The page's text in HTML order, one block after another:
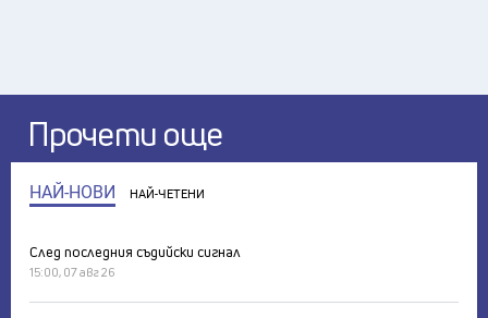
Прочети още
НАЙ-НОВИ НАЙ-ЧЕТЕНИ
След последния съдийски сигнал
15:00, 07 авг 26